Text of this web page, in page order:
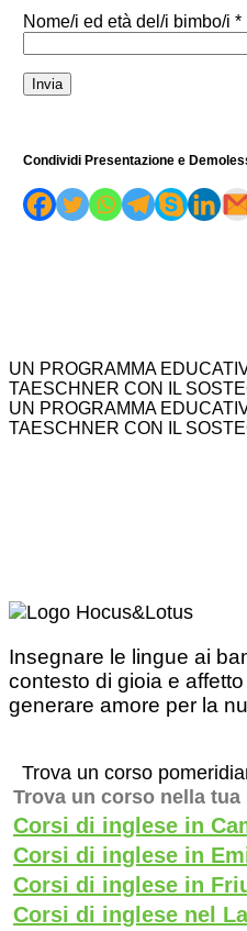
Nome/i ed età del/i bimbo/i *
Condividi Presentazione e
UN PROGRAMMA
TAESCHNER CON IL
UN PROGRAMMA
TAESCHNER CON IL
Insegnare le lingue ai
contesto di gioia e
generare amore per la
Trova un corso
Trova un corso nella tua
Corsi di inglese in
Corsi di inglese in
Corsi di inglese in
Corsi di inglese nel